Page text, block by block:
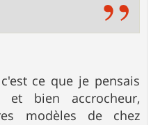
ce que je pensais
bien accrocheur,
modèles de chez